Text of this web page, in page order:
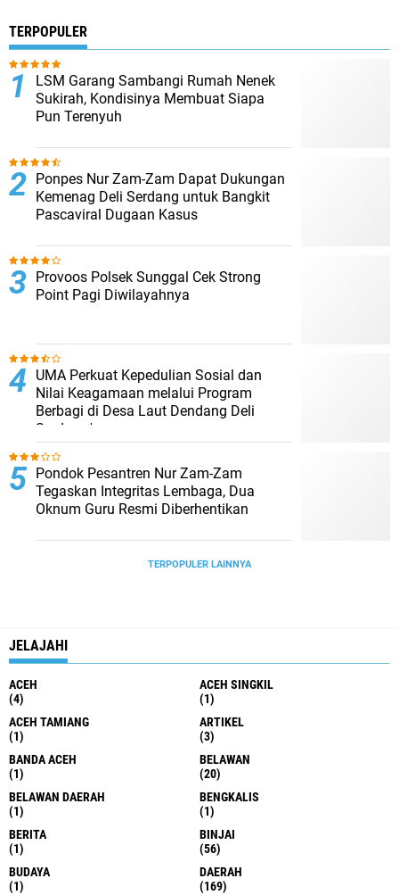
TERPOPULER
LSM Garang Sambangi Rumah Nenek
Sukirah, Kondisinya Membuat Siapa
Pun Terenyuh
Ponpes Nur Zam-Zam Dapat Dukungan
Kemenag Deli Serdang untuk Bangkit
Pascaviral Dugaan Kasus
Provoos Polsek Sunggal Cek Strong
Point Pagi Diwilayahnya
UMA Perkuat Kepedulian Sosial dan
Nilai Keagamaan melalui Program
Berbagi di Desa Laut Dendang Deli
Serdang*
Pondok Pesantren Nur Zam-Zam
Tegaskan Integritas Lembaga, Dua
Oknum Guru Resmi Diberhentikan
TERPOPULER LAINNYA
JELAJAHI
ACEH
(4)
ACEH SINGKIL
(1)
ACEH TAMIANG
(1)
ARTIKEL
(3)
BANDA ACEH
(1)
BELAWAN
(20)
BELAWAN DAERAH
(1)
BENGKALIS
(1)
BERITA
(1)
BINJAI
(56)
BUDAYA
(1)
DAERAH
(169)